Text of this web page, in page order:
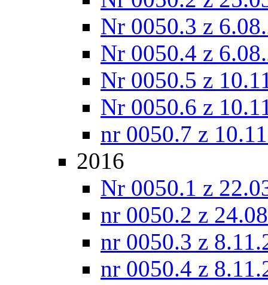
Nr 0050.3 z
Nr 0050.4 z
Nr 0050.5 z
Nr 0050.6 z
nr 0050.7 z
2016
Nr 0050.1 z
nr 0050.2 z
nr 0050.3 z
nr 0050.4 z